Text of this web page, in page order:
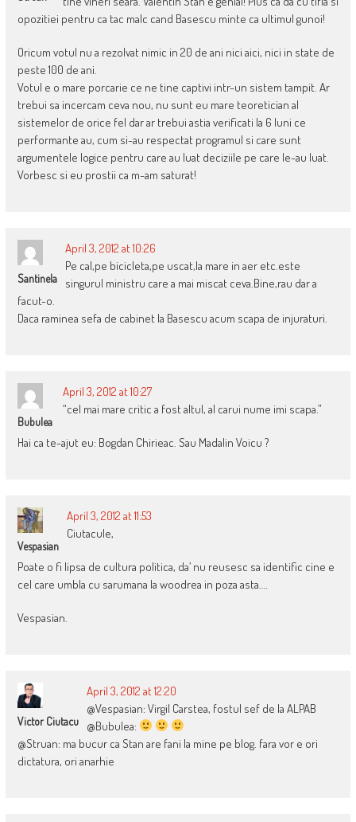
opozitiei pentru ca tac malc cand Basescu minte ca ultimul gunoi!
Oricum votul nu a rezolvat nimic in 20 de ani nici aici, nici in state de
peste 100 de ani.
Votul e o mare porcarie ce ne tine captivi intr-un sistem tampit. Ar
trebui sa incercam ceva nou, nu sunt eu mare teoretician al
sistemelor de orice fel dar ar trebui astia verificati la 6 luni ce
performante au, cum si-au respectat programul si care sunt
argumentele logice pentru care au luat deciziile pe care le-au luat.
Vorbesc si eu prostii ca m-am saturat!
Santinela
April 3, 2012 at 10:26
Pe cal,pe bicicleta,pe uscat,la mare in aer etc.este
singurul ministru care a mai miscat ceva.Bine,rau dar a
facut-o.
Daca raminea sefa de cabinet la Basescu acum scapa de injuraturi.
Bubulea
April 3, 2012 at 10:27
“cel mai mare critic a fost altul, al carui nume imi scapa.”
Hai ca te-ajut eu: Bogdan Chirieac. Sau Madalin Voicu ?
Vespasian
April 3, 2012 at 11:53
Ciutacule,
Poate o fi lipsa de cultura politica, da’ nu reusesc sa identific cine e
cel care umbla cu sarumana la woodrea in poza asta….
Vespasian.
Victor Ciutacu
April 3, 2012 at 12:20
@Vespasian: Virgil Carstea, fostul sef de la ALPAB
@Bubulea:
@Struan: ma bucur ca Stan are fani la mine pe blog. fara vor e ori
dictatura, ori anarhie